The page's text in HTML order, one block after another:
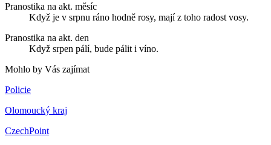
Pranostika na akt. měsíc
Když je v srpnu ráno hodně rosy, mají z toho radost vosy.
Pranostika na akt. den
Když srpen pálí, bude pálit i víno.
Mohlo by Vás zajímat
Policie
Olomoucký kraj
CzechPoint